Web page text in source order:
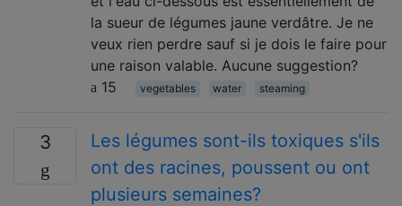
la sueur de légumes jaune verdâtre. Je ne
veux rien perdre sauf si je dois le faire pour
une raison valable. Aucune suggestion?
15
vegetables water steaming
3
Les légumes sont-ils toxiques s'ils
ont des racines, poussent ou ont
plusieurs semaines?